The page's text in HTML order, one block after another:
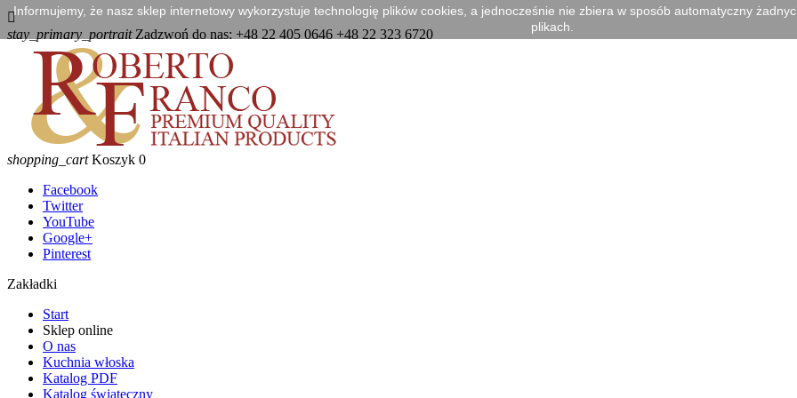

stay_primary_portraitZadzwoń do nas: +48 22 405 0646 +48 22 323 6720
shopping_cart Koszyk 0
Facebook
Twitter
YouTube
Google+
Pinterest
Zakładki
Start
Sklep online
O nas
Kuchnia włoska
Katalog PDF
Katalog świąteczny
Informujemy, że nasz sklep internetowy wykorzystuje technologię plików cookies, a jednocześnie nie zbiera w sposób automatyczny
plikach.